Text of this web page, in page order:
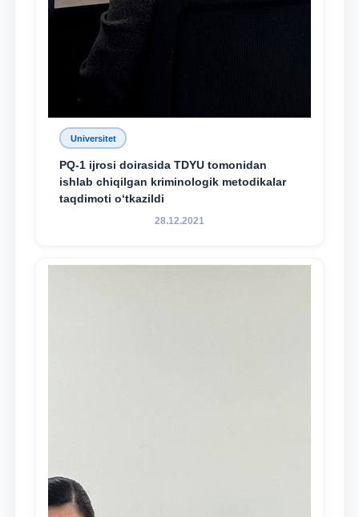
Universitet
PQ-1 ijrosi doirasida TDYU tomonidan
ishlab chiqilgan kriminologik metodikalar
taqdimoti o‘tkazildi
28.12.2021